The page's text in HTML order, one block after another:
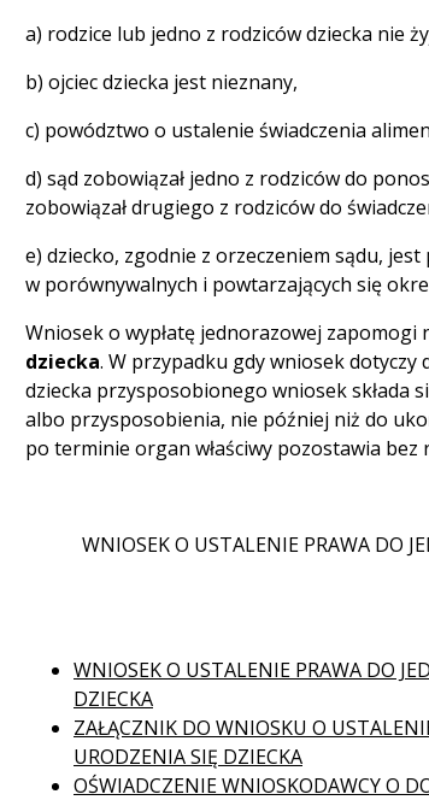
a) rodzice lub jedno z rodziców dziecka nie
b) ojciec dziecka jest nieznany,
c) powództwo o ustalenie świadczenia
d) sąd zobowiązał jedno z rodziców do
zobowiązał drugiego z rodziców do
e) dziecko, zgodnie z orzeczeniem sądu,
w porównywalnych i powtarzających się
Wniosek o wypłatę jednorazowej zapomogi
dziecka. W przypadku gdy wniosek
dziecka przysposobionego wniosek składa
albo przysposobienia, nie później niż do
po terminie organ właściwy pozostawia bez
WNIOSEK O USTALENIE PRAWA DO
WNIOSEK O USTALENIE PRAWA DO
DZIECKA
ZAŁĄCZNIK DO WNIOSKU O
URODZENIA SIĘ DZIECKA
OŚWIADCZENIE WNIOSKODAWCY O